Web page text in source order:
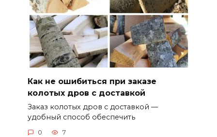
Как не ошибиться при заказе
колотых дров с доставкой
Заказ колотых дров с доставкой —
удобный способ обеспечить
0 7